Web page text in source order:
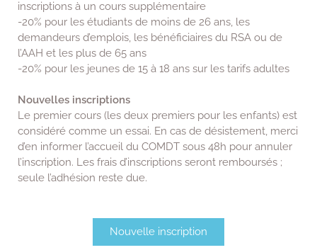
inscriptions à un cours supplémentaire
-20% pour les étudiants de moins de 26 ans, les
demandeurs d’emplois, les bénéficiaires du RSA ou de
l’AAH et les plus de 65 ans
-20% pour les jeunes de 15 à 18 ans sur les tarifs adultes
Nouvelles inscriptions
Le premier cours (les deux premiers pour les enfants) est
considéré comme un essai. En cas de désistement, merci
d’en informer l’accueil du COMDT sous 48h pour annuler
l’inscription. Les frais d’inscriptions seront remboursés ;
seule l’adhésion reste due.
Nouvelle inscription